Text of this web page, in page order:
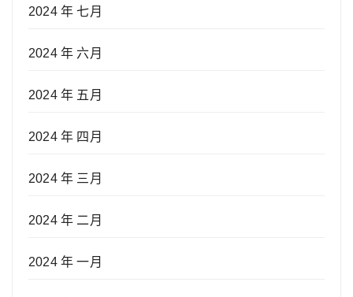
2024 年 七月
2024 年 六月
2024 年 五月
2024 年 四月
2024 年 三月
2024 年 二月
2024 年 一月